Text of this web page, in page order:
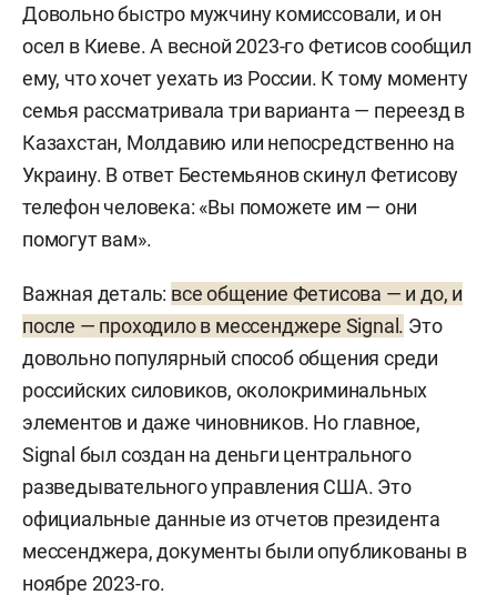
Довольно быстро мужчину комиссовали, и он
осел в Киеве. А весной 2023-го Фетисов сообщил
ему, что хочет уехать из России. К тому моменту
семья рассматривала три варианта — переезд в
Казахстан, Молдавию или непосредственно на
Украину. В ответ Бестемьянов скинул Фетисову
телефон человека: «Вы поможете им — они
помогут вам».
Важная деталь: все общение Фетисова — и до, и
после — проходило в мессенджере Signal. Это
довольно популярный способ общения среди
российских силовиков, околокриминальных
элементов и даже чиновников. Но главное,
Signal был создан на деньги центрального
разведывательного управления США. Это
официальные данные из отчетов президента
мессенджера, документы были опубликованы в
ноябре 2023-го.